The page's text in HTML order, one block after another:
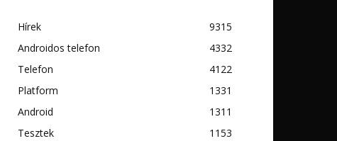
Hírek
9315
Androidos telefon
4332
Telefon
4122
Platform
1331
Android
1311
Tesztek
1153